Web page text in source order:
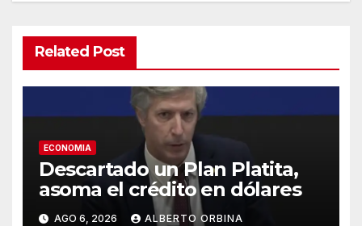
Related Post
ECONOMIA
Descartado un Plan Platita,
asoma el crédito en dólares
AGO 6, 2026 ALBERTO ORBINA